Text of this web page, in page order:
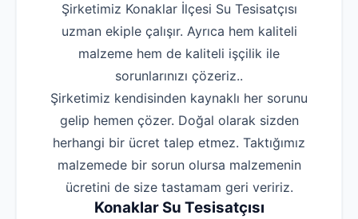
Şirketimiz Konaklar İlçesi Su Tesisatçısı
uzman ekiple çalışır. Ayrıca hem kaliteli
malzeme hem de kaliteli işçilik ile
sorunlarınızı çözeriz..
Şirketimiz kendisinden kaynaklı her sorunu
gelip hemen çözer. Doğal olarak sizden
herhangi bir ücret talep etmez. Taktığımız
malzemede bir sorun olursa malzemenin
ücretini de size tastamam geri veririz.
Konaklar Su Tesisatçısı